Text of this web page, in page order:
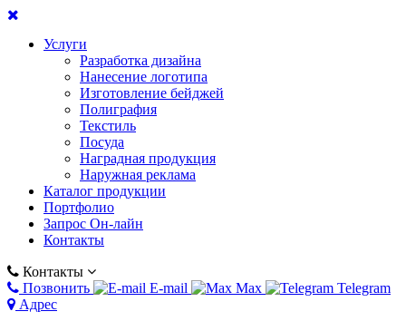
Услуги
Разработка дизайна
Нанесение логотипа
Изготовление бейджей
Полиграфия
Текстиль
Посуда
Наградная продукция
Наружная реклама
Каталог продукции
Портфолио
Запрос Он-лайн
Контакты
Контакты
Позвонить
E-mail Max
Telegram
Адрес